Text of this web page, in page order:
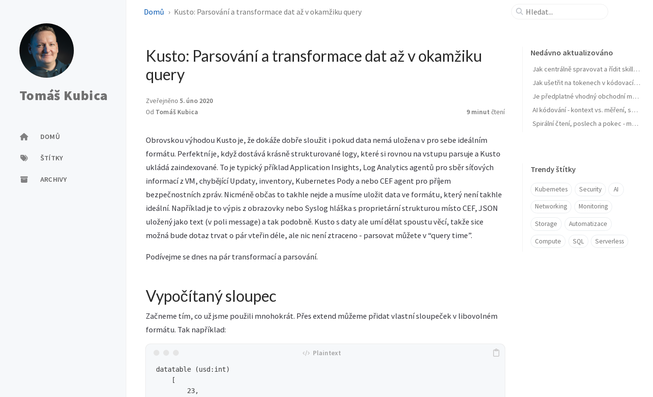
Tomáš Kubica
DOMŮ
ŠTÍTKY
ARCHIVY
Domů Kusto: Parsování a transformace dat až v okamžiku query
Kusto: Parsování a transformace dat až v okamžiku
query
Zveřejněno 5. úno 2020
Od Tomáš Kubica 9 minut čtení
Obrovskou výhodou Kusto je, že dokáže dobře sloužit i pokud data nemá uložena v pro sebe ideálním
formátu. Perfektní je, když dostává krásně strukturované logy, které si rovnou na vstupu parsuje a Kusto
ukládá zaindexované. To je typický příklad Application Insights, Log Analytics agentů pro sběr síťových
informací z VM, chybějící Updaty, inventory, Kubernetes Pody a nebo CEF agent pro příjem
bezpečnostních zpráv. Nicméně občas to takhle nejde a musíme uložit data ve formátu, který není takhle
ideální. Například je to výpis z obrazovky nebo Syslog hláška s proprietární strukturou místo CEF, JSON
uložený jako text (v poli message) a tak podobně. Kusto s daty ale umí dělat spoustu věcí, takže sice
možná bude dotaz trvat o pár vteřin déle, ale nic není ztraceno - parsovat můžete v “query time”.
Podívejme se dnes na pár transformací a parsování.
Vypočítaný sloupec
Začneme tím, co už jsme použili mnohokrát. Přes extend můžeme přidat vlastní sloupeček v libovolném
formátu. Tak například:
datatable (usd:int)
    [
        23,
Nedávno aktualizováno
Jak centrálně spravovat a řídit skills pro agenty a zejména jejich samostatné zlepšování
Jak ušetřit na tokenech v kódovacích agentech typu GitHub Copilot
Je předplatné vhodný obchodní model pro AI produkt? Zdražuje AI? Zdražují tokeny? Nebo se jen najíždí na férový model?
AI kódování - kontext vs. měření, software jako paměť, váš software se učit nebudu, OpenClaw a chytrá domácnost
Spirální čtení, poslech a pokec - moje AI workflow pro nasání knihy do mozku
Trendy štítky
Kubernetes Security AI
Networking Monitoring
Storage Automatizace
Compute SQL Serverless